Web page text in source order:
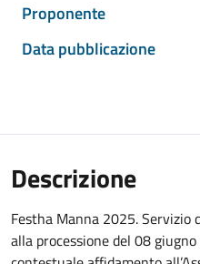
Proponente
Data pubblicazione
Descrizione
Festha Manna 2025. Servizio
alla processione del 08